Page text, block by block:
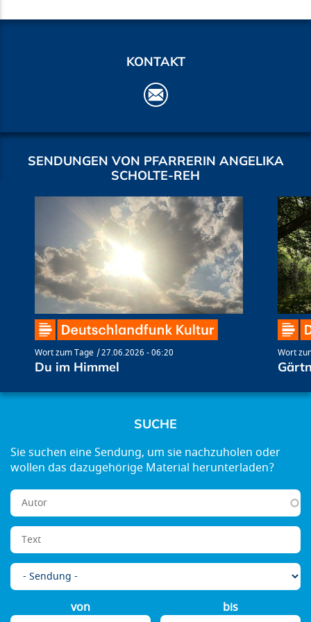
KONTAKT
SENDUNGEN VON PFARRERIN ANGELIKA
SCHOLTE-REH
Wort zum Tage 27.06.2026 - 06:20
Du im Himmel
Wort
SUCHE
von bis